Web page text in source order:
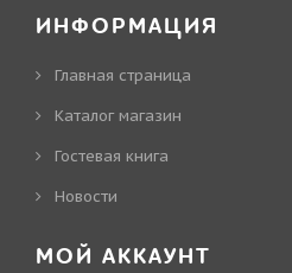
ИНФОРМАЦИЯ
Главная страница
Каталог магазин
Гостевая книга
Новости
МОЙ АККАУНТ